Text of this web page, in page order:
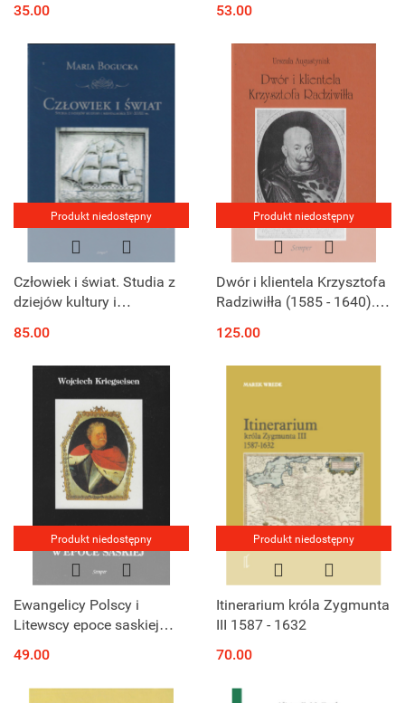
35.00
województwa
sandomierskiego
53.00
Produkt niedostępny
Człowiek i świat. Studia z
dziejów kultury i
85.00
Produkt niedostępny
Dwór i klientela Krzysztofa
Radziwiłła (1585 - 1640).
125.00
Produkt niedostępny
Ewangelicy Polscy i
Litewscy epoce saskiej
prawna, organizacja i
stosunki
49.00
Produkt niedostępny
Itinerarium króla Zygmunta
III 1587 - 1632
70.00